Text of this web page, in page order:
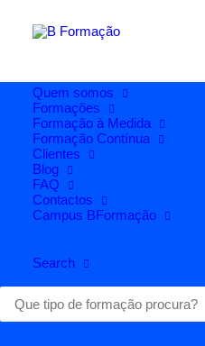
Quem somos
Formações
Formação à Medida
Formação Contínua
Clientes
Blog
FAQ
Contactos
Campus BFormação
Search